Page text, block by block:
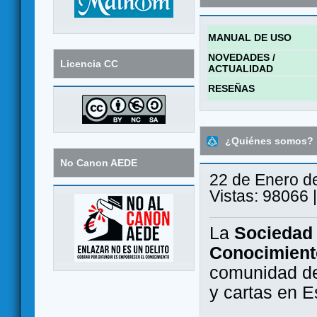
Licencia CC
No Canon AEDE
MANUAL DE USO
NOVEDADES /
ACTUALIDAD
RESEÑAS
¿Quiénes somos?
22 de Enero
Vistas: 98066
La
comunidad
y cartas en